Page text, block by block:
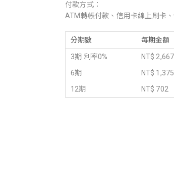
付款方式：
ATM轉帳付款、信用卡線上刷卡
分期數 每期金額
3期 利率0%
NT$ 2,667
6期
NT$ 1,375
12期
NT$ 702